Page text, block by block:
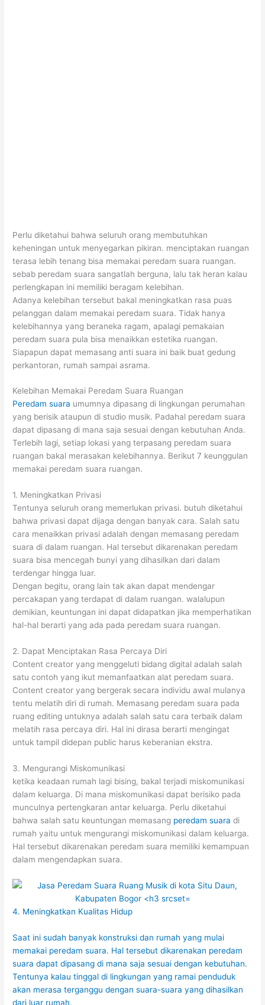
Perlu diketahui bahwa seluruh orang membutuhkan
keheningan untuk menyegarkan pikiran. menciptakan ruangan
terasa lebih tenang bisa memakai peredam suara ruangan.
sebab peredam suara sangatlah berguna, lalu tak heran kalau
perlengkapan ini memiliki beragam kelebihan.
Adanya kelebihan tersebut bakal meningkatkan rasa puas
pelanggan dalam memakai peredam suara. Tidak hanya
kelebihannya yang beraneka ragam, apalagi pemakaian
peredam suara pula bisa menaikkan estetika ruangan.
Siapapun dapat memasang anti suara ini baik buat gedung
perkantoran, rumah sampai asrama.
Kelebihan Memakai Peredam Suara Ruangan
Peredam suara umumnya dipasang di lingkungan perumahan
yang berisik ataupun di studio musik. Padahal peredam suara
dapat dipasang di mana saja sesuai dengan kebutuhan Anda.
Terlebih lagi, setiap lokasi yang terpasang peredam suara
ruangan bakal merasakan kelebihannya. Berikut 7 keunggulan
memakai peredam suara ruangan.
1. Meningkatkan Privasi
Tentunya seluruh orang memerlukan privasi. butuh diketahui
bahwa privasi dapat dijaga dengan banyak cara. Salah satu
cara menaikkan privasi adalah dengan memasang peredam
suara di dalam ruangan. Hal tersebut dikarenakan peredam
suara bisa mencegah bunyi yang dihasilkan dari dalam
terdengar hingga luar.
Dengan begitu, orang lain tak akan dapat mendengar
percakapan yang terdapat di dalam ruangan. walalupun
demikian, keuntungan ini dapat didapatkan jika memperhatikan
hal-hal berarti yang ada pada peredam suara ruangan.
2. Dapat Menciptakan Rasa Percaya Diri
Content creator yang menggeluti bidang digital adalah salah
satu contoh yang ikut memanfaatkan alat peredam suara.
Content creator yang bergerak secara individu awal mulanya
tentu melatih diri di rumah. Memasang peredam suara pada
ruang editing untuknya adalah salah satu cara terbaik dalam
melatih rasa percaya diri. Hal ini dirasa berarti mengingat
untuk tampil didepan public harus keberanian ekstra.
3. Mengurangi Miskomunikasi
ketika keadaan rumah lagi bising, bakal terjadi miskomunikasi
dalam keluarga. Di mana miskomunikasi dapat berisiko pada
munculnya pertengkaran antar keluarga. Perlu diketahui
bahwa salah satu keuntungan memasang peredam suara di
rumah yaitu untuk mengurangi miskomunikasi dalam keluarga.
Hal tersebut dikarenakan peredam suara memiliki kemampuan
dalam mengendapkan suara.
4. Meningkatkan Kualitas Hidup
Saat ini sudah banyak konstruksi dan rumah yang mulai
memakai peredam suara. Hal tersebut dikarenakan peredam
suara dapat dipasang di mana saja sesuai dengan kebutuhan.
Tentunya kalau tinggal di lingkungan yang ramai penduduk
akan merasa terganggu dengan suara-suara yang dihasilkan
dari luar rumah.